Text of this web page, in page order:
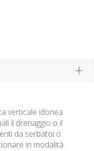
verticale idonea
il drenaggio o il
da serbatoi o
in modalità